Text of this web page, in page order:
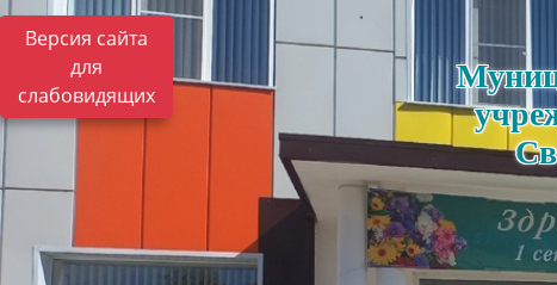
Версия сайта
для
слабовидящих